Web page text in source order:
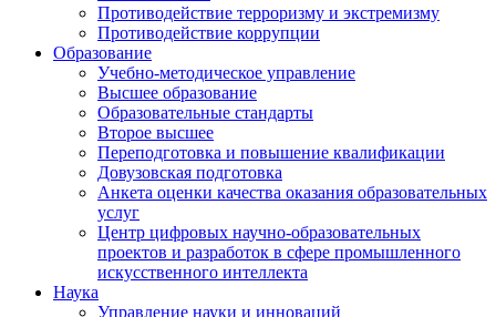
Противодействие терроризму и экстремизму
Противодействие коррупции
Образование
Учебно-методическое управление
Высшее образование
Образовательные стандарты
Второе высшее
Переподготовка и повышение квалификации
Довузовская подготовка
Анкета оценки качества оказания образовательных
услуг
Центр цифровых научно-образовательных
проектов и разработок в сфере промышленного
искусственного интеллекта
Наука
Управление науки и инноваций